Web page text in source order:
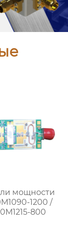
мощности
1200 /
800